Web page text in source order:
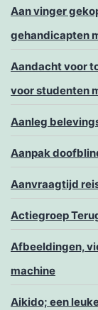
Aan vinger
gehandicapten
Aandacht voor
voor studenten
Aanleg
Aanpak
Aanvraagtijd
Actiegroep
Afbeeldingen,
machine
Aikido; een